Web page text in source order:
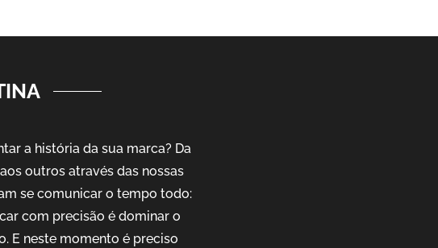
a história da sua marca? Da
outros através das nossas
se comunicar o tempo todo:
com precisão é dominar o
E neste momento é preciso